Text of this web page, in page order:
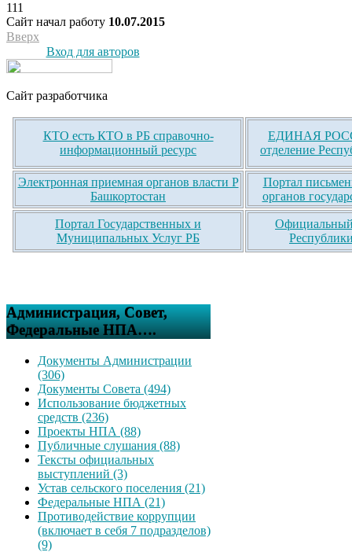
111
Сайт начал работу 10.07.2015
Вверх
Вход для авторов
Сайт разработчика
КТО есть КТО в РБ справочно-
информационный ресурс
ЕДИНАЯ
отделение
Электронная приемная органов власти Р
Башкортостан
Портал
органов
Портал Государственных и
Муниципальных Услуг РБ
Официальный
Администрация, Совет,
Федеральные НПА….
Документы Администрации
(306)
Документы Совета (494)
Использование бюджетных
средств (236)
Проекты НПА (88)
Публичные слушания (88)
Тексты официальных
выступлений (3)
Устав сельского поселения (21)
Федеральные НПА (21)
Противодействие коррупции
(включает в себя 7 подразделов)
(9)